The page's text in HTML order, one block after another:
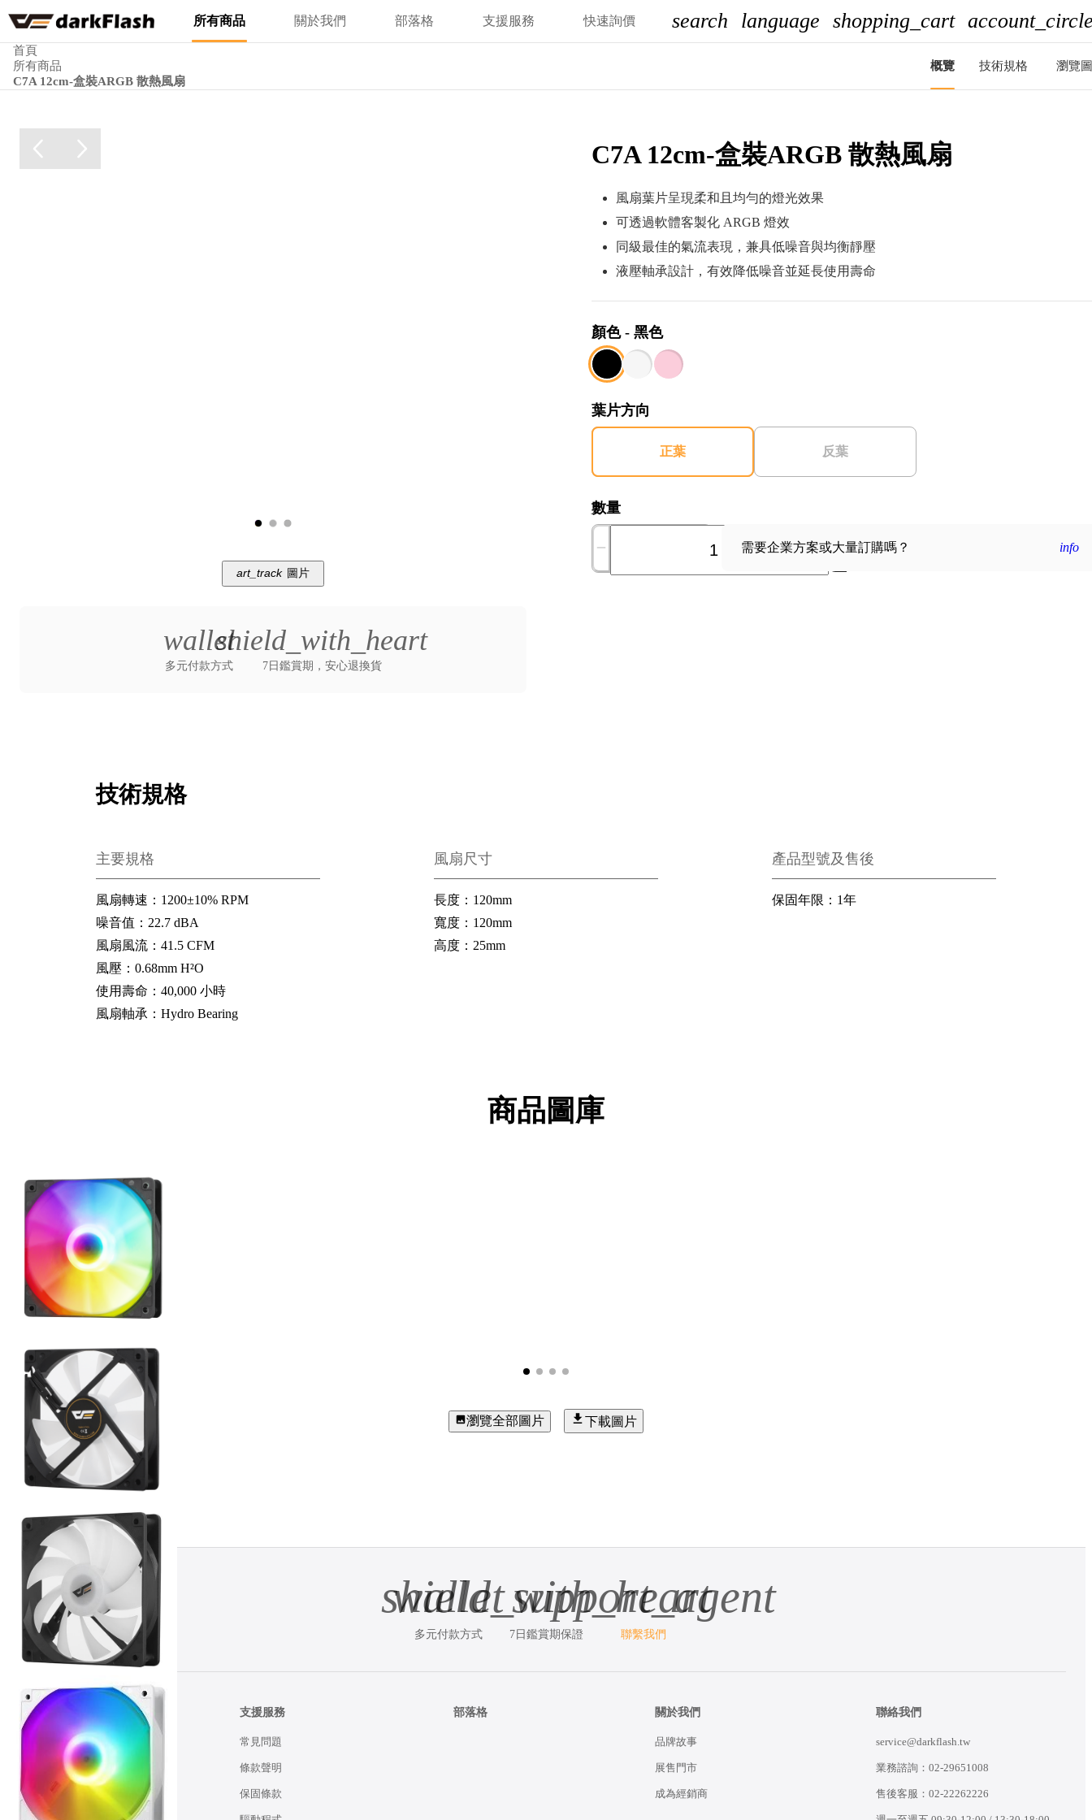
所有商品 關於我們 部落格 支援服務 快速詢價 search language shopping_cart
首頁
所有商品
C7A 12cm-盒裝ARGB 散熱風扇
概覽 技術規格 瀏覽
art_track 圖片
wallet
多元付款方式
shield_with_heart
7日鑑賞期，安心退換貨
C7A 12cm-盒裝ARGB 散熱風扇
風扇葉片呈現柔和且均勻的燈光效果
可透過軟體客製化 ARGB 燈效
同級最佳的氣流表現，兼具低噪音與均衡靜壓
液壓軸承設計，有效降低噪音並延長使用壽命
顏色- 黑色
葉片方向
正葉 反葉
數量
需要企業方案或大量訂購嗎？ info
技術規格
主要規格
風扇轉速 ： 1200±10% RPM
噪音值 ： 22.7 dBA
風扇風流 ： 41.5 CFM
風壓 ： 0.68mm H²O
使用壽命 ： 40,000 小時
風扇軸承 ： Hydro Bearing
風扇尺寸
長度 ： 120mm
寬度 ： 120mm
高度 ： 25mm
產品型號及售後
保固年限 ： 1年
商品圖庫
瀏覽全部圖片 下載圖片
wallet
多元付款方式
shield_with_heart
7日鑑賞期保證
support_agent
聯繫我們
所有商品 支援服務
常見問題
條款聲明
保固條款
部落格 關於我們
品牌故事
展售門市
成為經銷商
聯絡我們
service@darkflash.tw
業務諮詢： 02-29651008
售後客服： 02-22262226